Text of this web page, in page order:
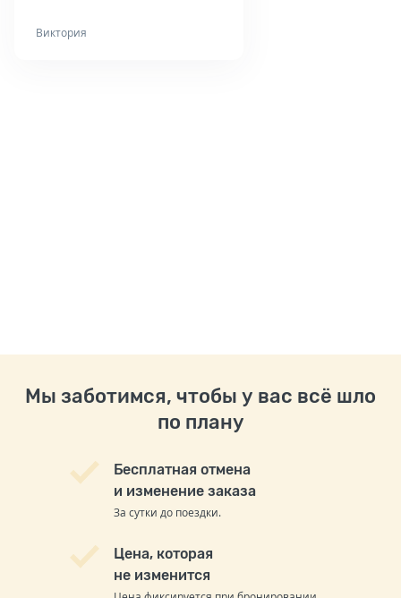
Виктория
Мы заботимся, чтобы у вас всё шло
по плану
Бесплатная отмена
и изменение заказа
За сутки до поездки.
Цена, которая
не изменится